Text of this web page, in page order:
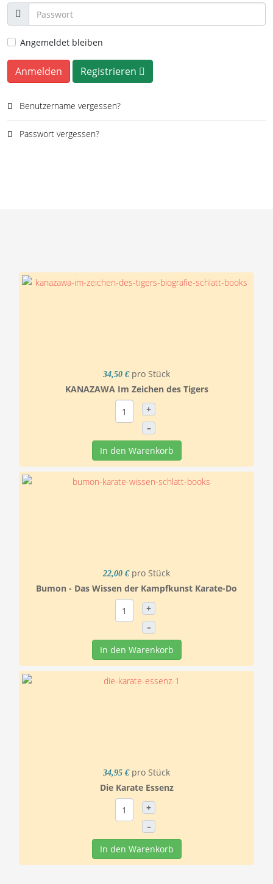
Angemeldet bleiben
Anmelden Registrieren
Benutzername vergessen?
Passwort vergessen?
34,50 € pro Stück
KANAZAWA Im Zeichen des Tigers
+
–
In den Warenkorb
22,00 € pro Stück
Bumon - Das Wissen der Kampfkunst Karate-Do
+
–
In den Warenkorb
34,95 € pro Stück
Die Karate Essenz
+
–
In den Warenkorb